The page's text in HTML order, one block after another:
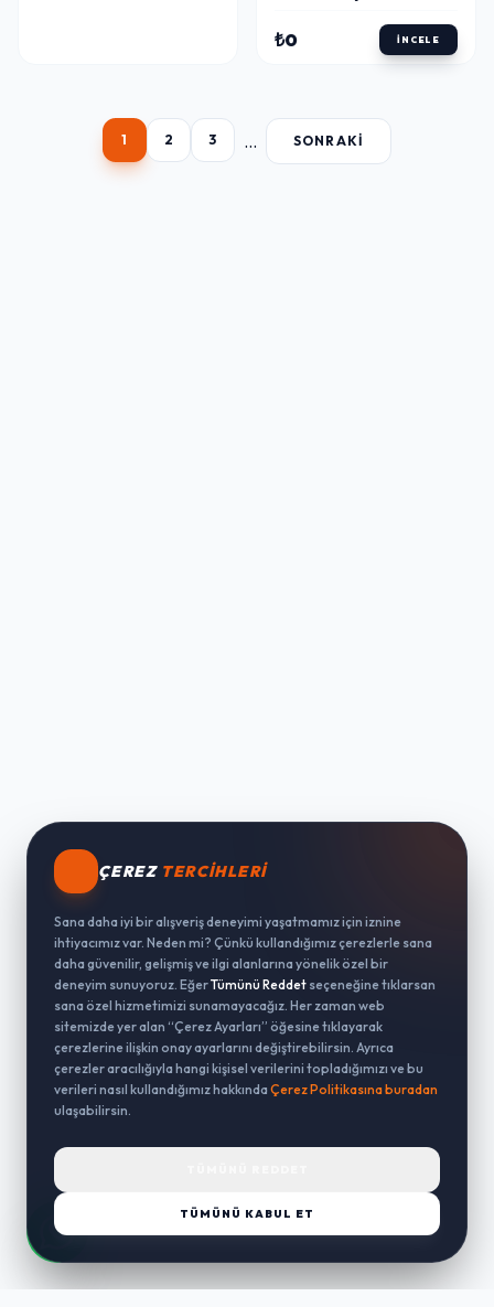
120 CM.
₺0 İNCELE
1 2 3 ... SONRAKI
ÇEREZ TERCIHLERI
Sana daha iyi bir alışveriş deneyimi yaşatmamız için iznine
ihtiyacımız var. Neden mi? Çünkü kullandığımız çerezlerle sana
daha güvenilir, gelişmiş ve ilgi alanlarına yönelik özel bir
deneyim sunuyoruz. EğerTümünü Reddet seçeneğine tıklarsan
sana özel hizmetimizi sunamayacağız. Her zaman web
sitemizde yer alan “Çerez Ayarları” öğesine tıklayarak
çerezlerine ilişkin onay ayarlarını değiştirebilirsin. Ayrıca
çerezler aracılığıyla hangi kişisel verilerini topladığımızı ve bu
verileri nasıl kullandığımız hakkında Çerez Politikasına buradan
ulaşabilirsin.
TÜMÜNÜ KABUL ET